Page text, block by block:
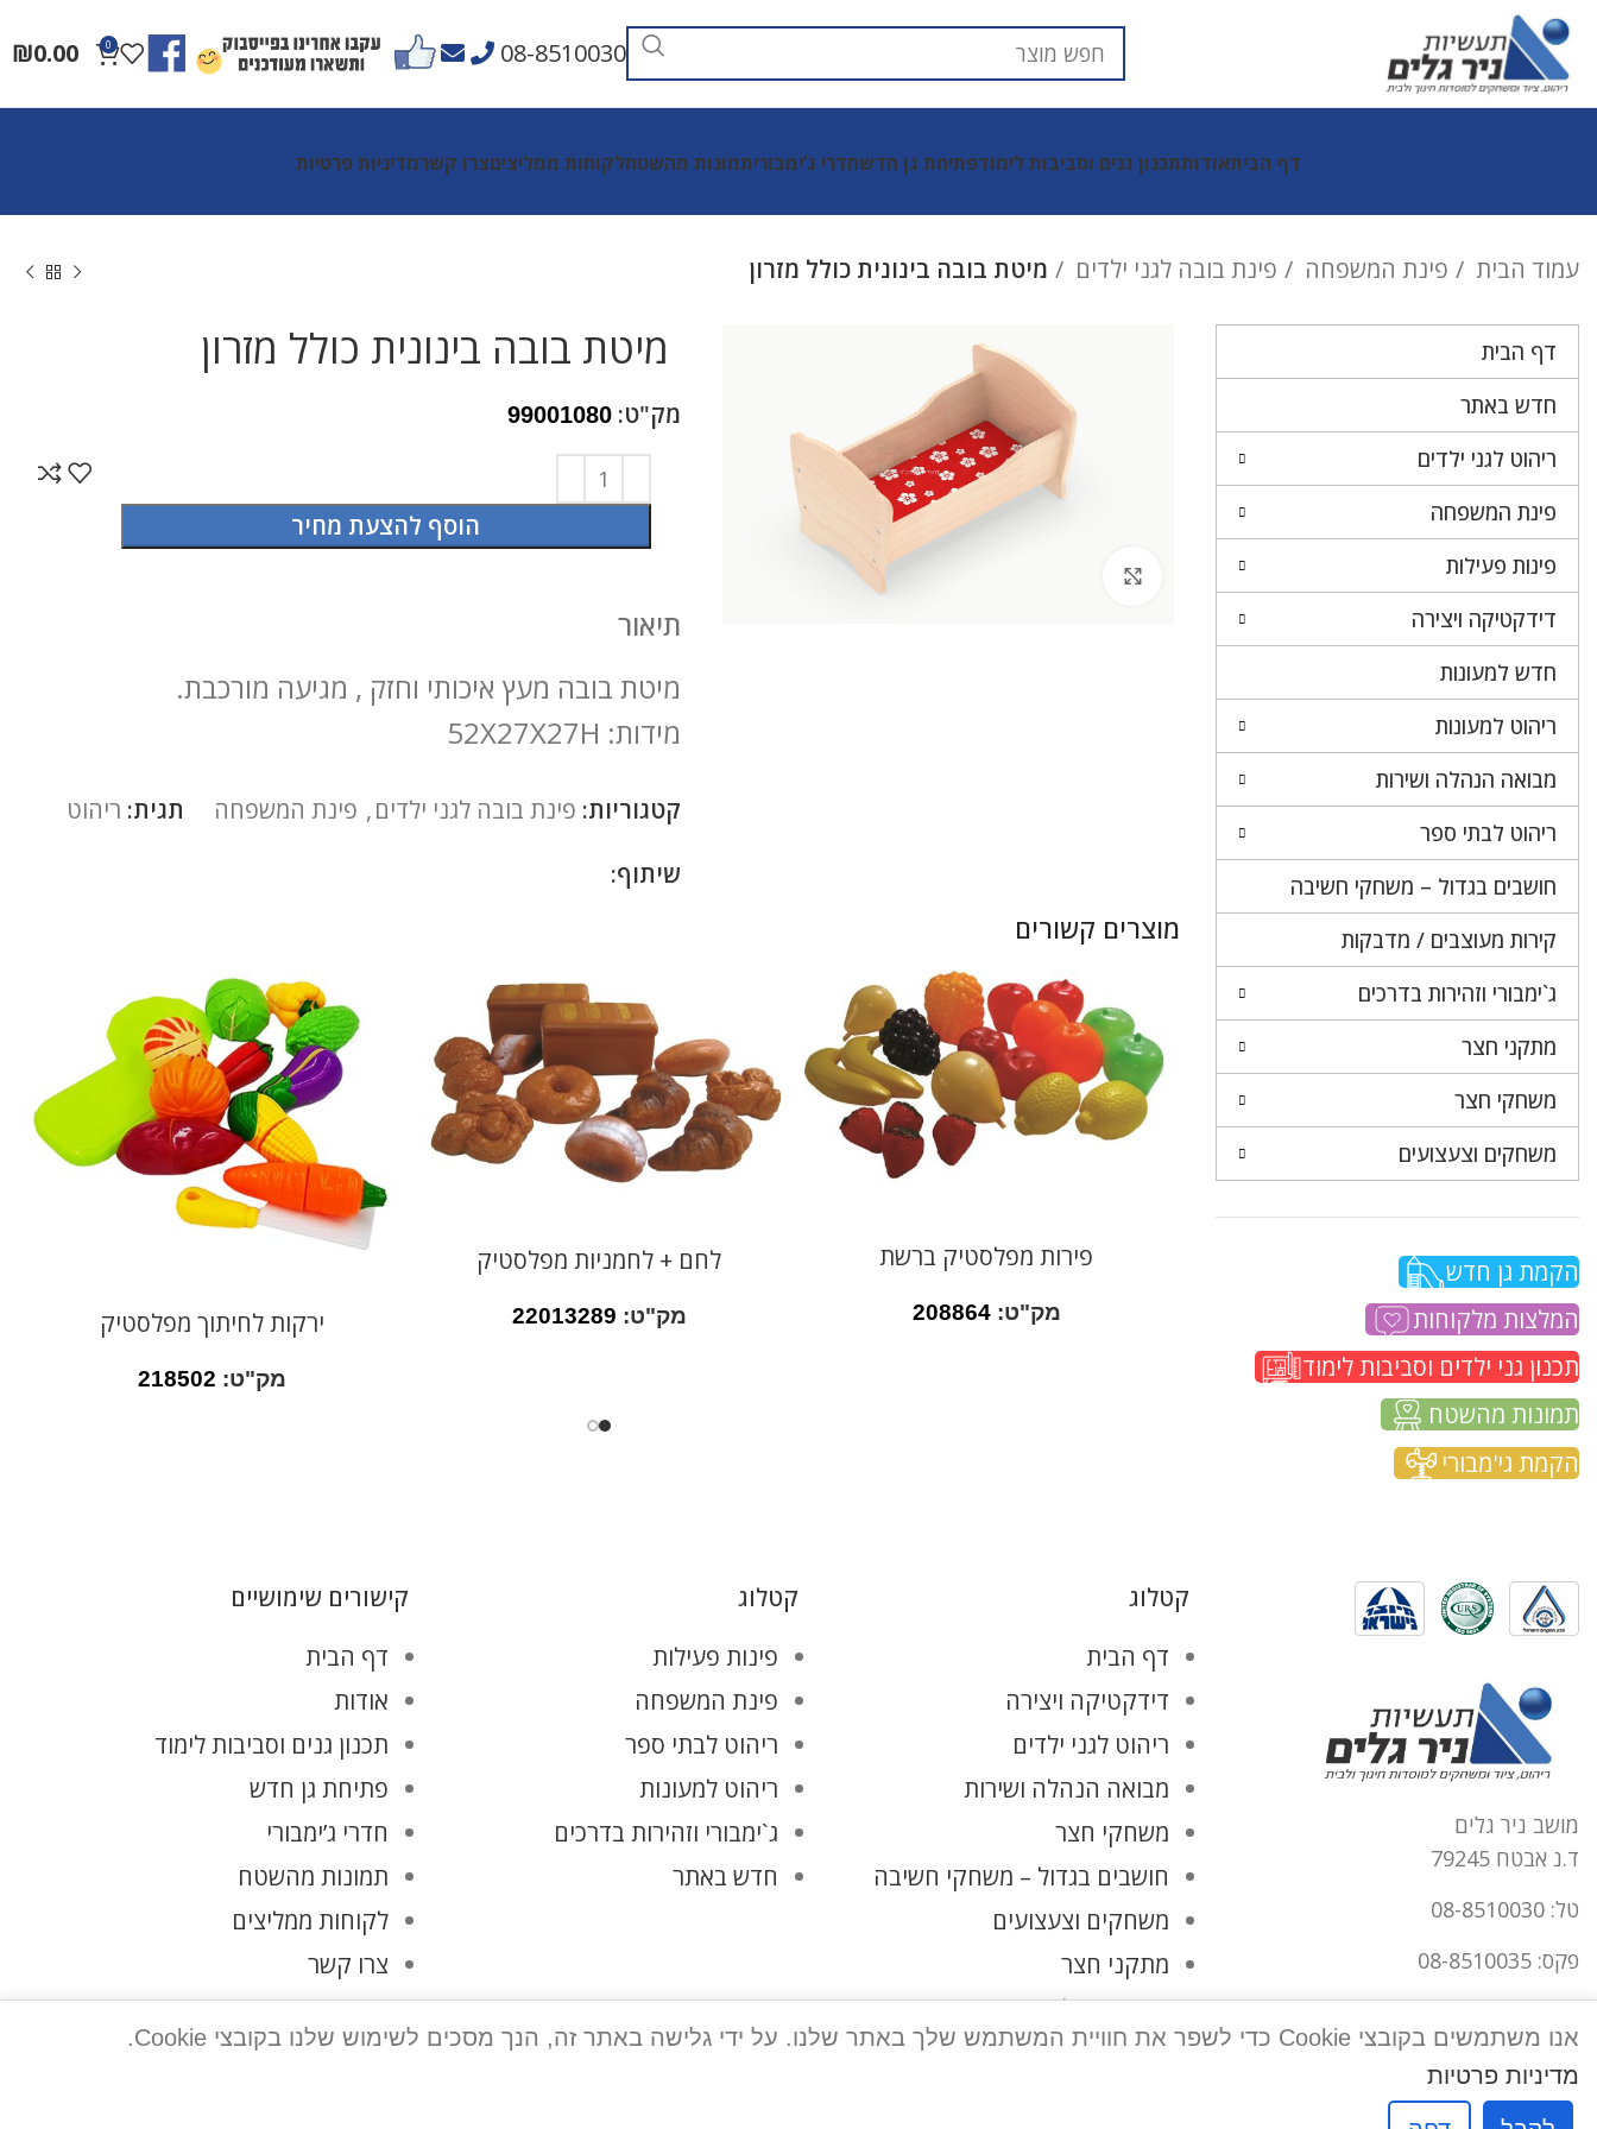
08-8510030
0
₪0.00
דף הביתאודותתכנון גנים וסביבות לימודפתיחת גן חדשחדרי ג’ימבוריתמונות מהשטחלקוחות ממליציםצרו קשרמדיניות פרטיות
עמוד הבית פינת המשפחה פינת בובה לגני ילדים מיטת בובה בינונית כולל מזרון
דף הבית
חדש באתר
ריהוט לגני ילדים
פינת המשפחה
פינות פעילות
דידקטיקה ויצירה
חדש למעונות
ריהוט למעונות
מבואה הנהלה ושירות
ריהוט לבתי ספר
חושבים בגדול – משחקי חשיבה
קירות מעוצבים / מדבקות
ג`ימבורי וזהירות בדרכים
מתקני חצר
משחקי חצר
משחקים וצעצועים
הקמת גן חדש
המלצות מלקוחות
תכנון גני ילדים וסביבות לימוד
תמונות מהשטח
הקמת גי'מבורי
מיטת בובה בינונית כולל מזרון
מק"ט: 99001080
הוסף להצעת מחיר
תיאור
מיטת בובה מעץ איכותי וחזק , מגיעה מורכבת.
מידות: 52X27X27H
קטגוריות: פינת בובה לגני ילדים, פינת המשפחה תגית: ריהוט
שיתוף:
מוצרים קשורים
פירות מפלסטיק ברשת
מק"ט:208864
לחם + לחמניות מפלסטיק
מק"ט: 22013289 ירקות לחיתוך מפלסטיק
מק"ט: 218502
מושב ניר גלים
ד.נ אבטח 79245
טל: 08-8510030
פקס: 08-8510035
קטלוג
דף הבית
דידקטיקה ויצירה
ריהוט לגני ילדים
מבואה הנהלה ושירות
משחקי חצר
חושבים בגדול – משחקי חשיבה
משחקים וצעצועים
מתקני חצר
החשבון שלי
קטלוג
פינות פעילות
פינת המשפחה
ריהוט לבתי ספר
ריהוט למעונות
ג`ימבורי וזהירות בדרכים
חדש באתר
קישורים שימושיים
דף הבית
אודות
תכנון גנים וסביבות לימוד
פתיחת גן חדש
חדרי ג’ימבורי
תמונות מהשטח
לקוחות ממליצים
צרו קשר
מדיניות פרטיות
אנו משתמשים בקובצי Cookie כדי לשפר את חוויית המשתמש שלך באתר שלנו. על ידי גלישה באתר זה, הנך מסכים לשימוש שלנו בקובצי Cookie.
מדיניות פרטיות